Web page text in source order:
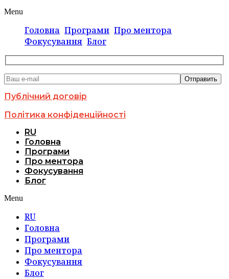
Menu
Головна Програми Про ментора
Фокусування Блог
Публічний договір
Політика конфіденційності
RU
Головна
Програми
Про ментора
Фокусування
Блог
Menu
RU
Головна
Програми
Про ментора
Фокусування
Блог